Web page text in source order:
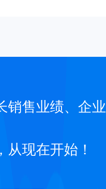
销售业绩、企业
现在开始！